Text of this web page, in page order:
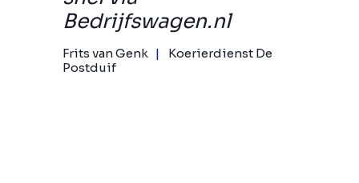
Bedrijfswagen.nl
Frits van Genk
Koerierdienst De
Postduif